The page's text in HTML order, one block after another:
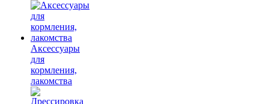
Аксессуары
для
кормления,
лакомства